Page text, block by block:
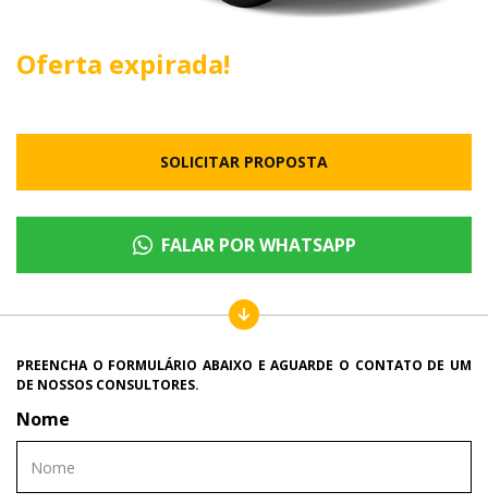
Oferta expirada!
SOLICITAR PROPOSTA
FALAR POR WHATSAPP
PREENCHA O FORMULÁRIO ABAIXO E AGUARDE O CONTATO DE UM
DE NOSSOS CONSULTORES.
Nome